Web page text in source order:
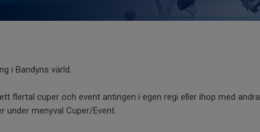
i Bandyns värld.
flertal cuper och event antingen i egen regi eller ihop med andra
under menyval Cuper/Event.